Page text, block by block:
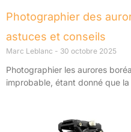
Photographier des
astuces et conseils
Marc Leblanc 30 octobre 2025
Photographier les aurores
improbable, étant donné que